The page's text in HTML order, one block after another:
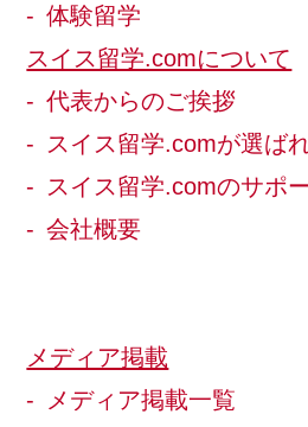
体験留学
スイス留学.comについて
代表からのご挨拶
スイス留学.comが選ば
スイス留学.comのサポ
会社概要
メディア掲載
メディア掲載一覧